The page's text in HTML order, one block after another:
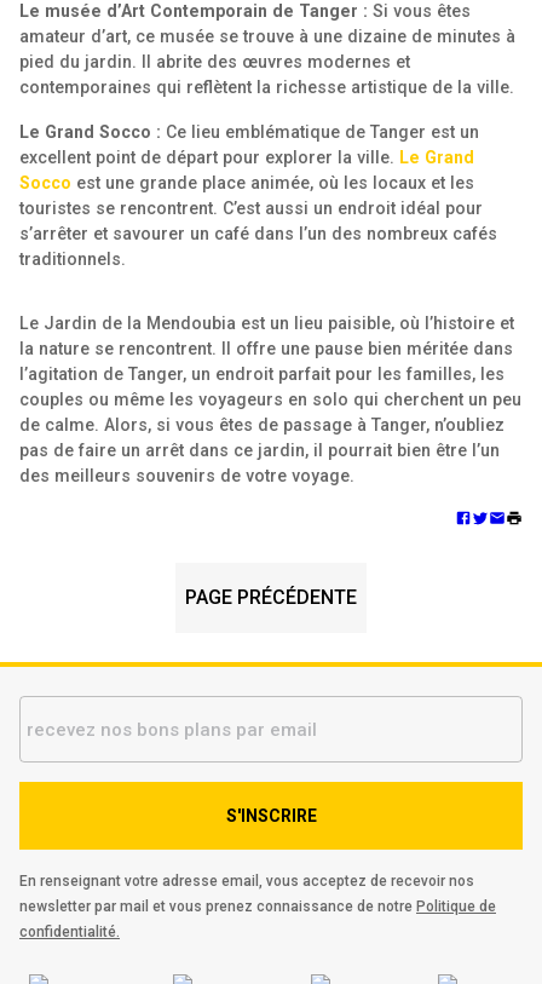
Le musée d’Art Contemporain de Tanger : Si vous êtes
amateur d’art, ce musée se trouve à une dizaine de minutes à
pied du jardin. Il abrite des œuvres modernes et
contemporaines qui reflètent la richesse artistique de la ville.
Le Grand Socco : Ce lieu emblématique de Tanger est un
excellent point de départ pour explorer la ville. Le Grand
Socco est une grande place animée, où les locaux et les
touristes se rencontrent. C’est aussi un endroit idéal pour
s’arrêter et savourer un café dans l’un des nombreux cafés
traditionnels.
Le Jardin de la Mendoubia est un lieu paisible, où l’histoire et
la nature se rencontrent. Il offre une pause bien méritée dans
l’agitation de Tanger, un endroit parfait pour les familles, les
couples ou même les voyageurs en solo qui cherchent un peu
de calme. Alors, si vous êtes de passage à Tanger, n’oubliez
pas de faire un arrêt dans ce jardin, il pourrait bien être l’un
des meilleurs souvenirs de votre voyage.
PAGE PRÉCÉDENTE
S'INSCRIRE
En renseignant votre adresse email, vous acceptez de recevoir nos
newsletter par mail et vous prenez connaissance de notre Politique de
confidentialité.